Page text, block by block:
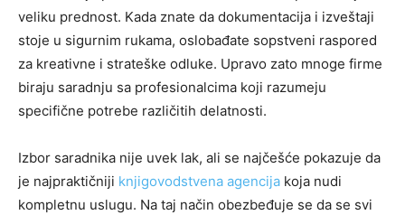
veliku prednost. Kada znate da dokumentacija i izveštaji
stoje u sigurnim rukama, oslobađate sopstveni raspored
za kreativne i strateške odluke. Upravo zato mnoge firme
biraju saradnju sa profesionalcima koji razumeju
specifične potrebe različitih delatnosti.
Izbor saradnika nije uvek lak, ali se najčešće pokazuje da
je najpraktičniji knjigovodstvena agencija koja nudi
kompletnu uslugu. Na taj način obezbeđuje se da se svi